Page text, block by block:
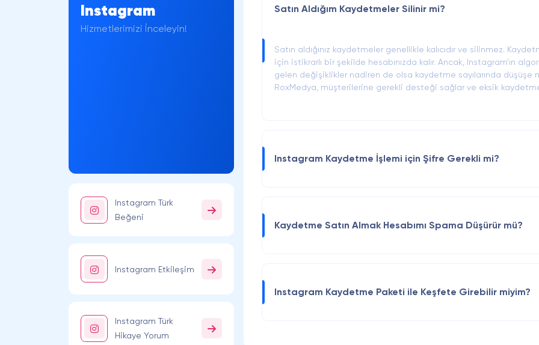
Instagram
Hizmetlerimizi İnceleyin!
Instagram Türk
Beğeni
Instagram Etkileşim
Instagram Türk
Hikaye Yorum
Satın Aldığım Kaydetmeler Silinir mi?
Satın aldığınız kaydetmeler genellikle kalıcıdır ve silinmez.
için istikrarlı bir şekilde hesabınızda kalır. Ancak, Instagram’ın
gelen değişiklikler nadiren de olsa kaydetme sayılarında düşüşe
RoxMedya, müşterilerine gerekli desteği sağlar ve eksik
Instagram Kaydetme İşlemi için Şifre Gerekli mi?
güvenliği korunur ve kişisel bilgileriniz güvende kalır.
Kaydetme Satın Almak Hesabımı Spama Düşürür mü?
edilmez, bu da hesabınızın güvenliğini korur. RoxMedya'nın
Instagram Kaydetme Paketi ile Keşfete Girebilir miyim?